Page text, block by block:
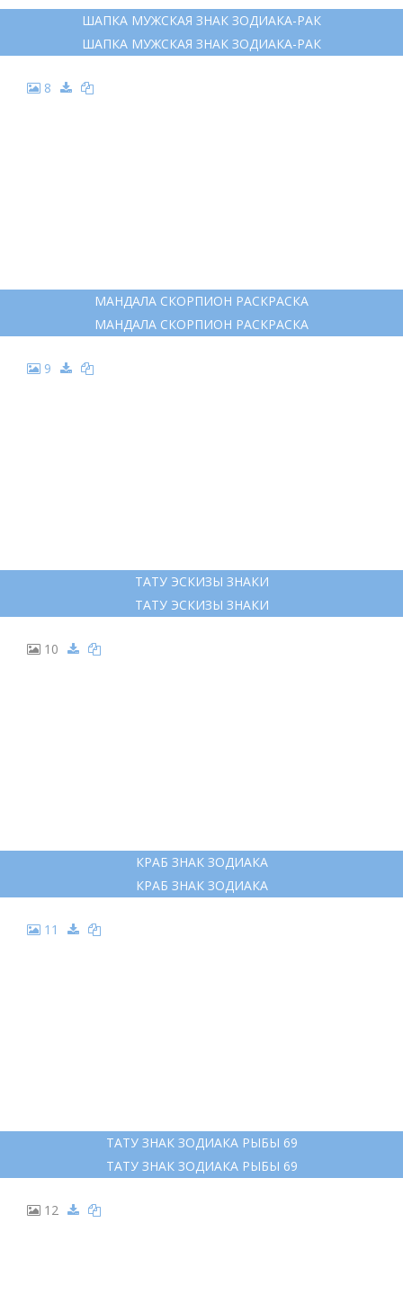
ШАПКА МУЖСКАЯ ЗНАК ЗОДИАКА-РАК
ШАПКА МУЖСКАЯ ЗНАК ЗОДИАКА-РАК
8
МАНДАЛА СКОРПИОН РАСКРАСКА
МАНДАЛА СКОРПИОН РАСКРАСКА
9
ТАТУ ЭСКИЗЫ ЗНАКИ
ТАТУ ЭСКИЗЫ ЗНАКИ
10
КРАБ ЗНАК ЗОДИАКА
КРАБ ЗНАК ЗОДИАКА
11
ТАТУ ЗНАК ЗОДИАКА РЫБЫ 69
ТАТУ ЗНАК ЗОДИАКА РЫБЫ 69
12